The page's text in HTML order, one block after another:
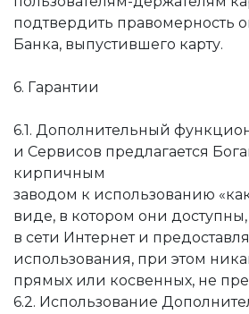
подтвердить правомерность
Банка, выпустившего карту.
6. Гарантии
6.1. Дополнительный
и Сервисов предлагается
кирпичным
заводом к использованию
виде, в котором они
в сети Интернет и
использования, при этом
прямых или косвенных, не
6.2. Использование